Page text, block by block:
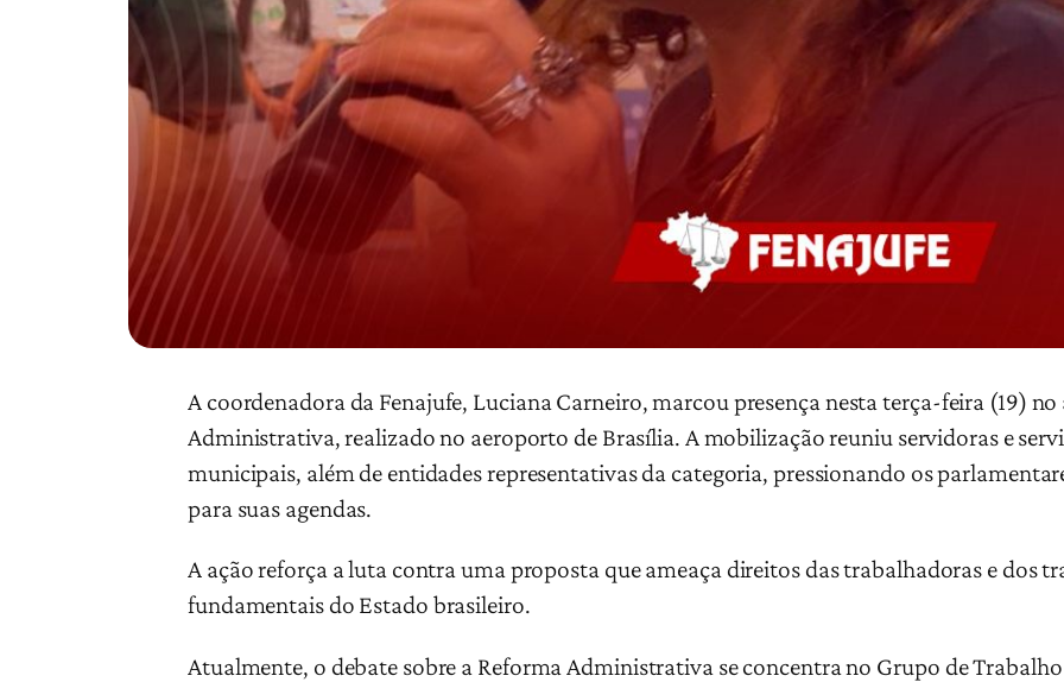
A coordenadora da Fenajufe, Luciana Carneiro, marcou presença nesta terça-feira (19)
Administrativa, realizado no aeroporto de Brasília. A mobilização reuniu servidoras e
municipais, além de entidades representativas da categoria, pressionando os
para suas agendas.
A ação reforça a luta contra uma proposta que ameaça direitos das trabalhadoras e dos
fundamentais do Estado brasileiro.
Atualmente, o debate sobre a Reforma Administrativa se concentra no Grupo de